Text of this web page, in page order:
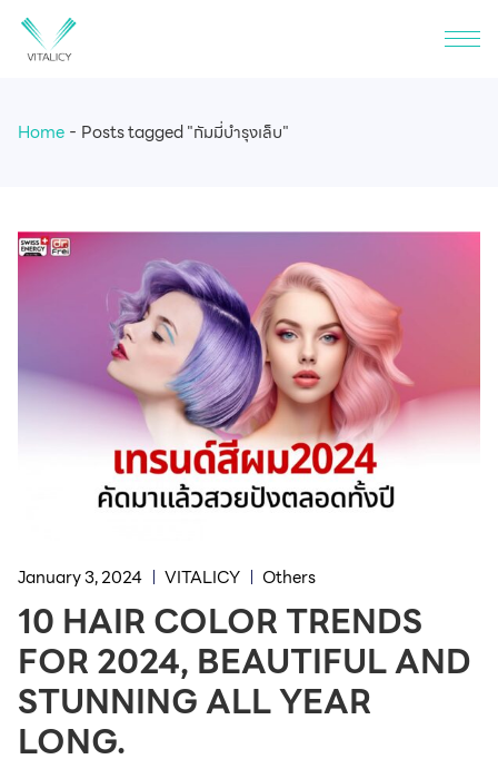
Home Posts tagged "กัมมี่บำรุงเล็บ"
January 3, 2024 VITALICY Others
10 HAIR COLOR TRENDS
FOR 2024, BEAUTIFUL AND
STUNNING ALL YEAR
LONG.